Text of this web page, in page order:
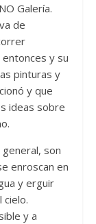
Galería.
de
y su
pinturas y
y que
ideas sobre
son
enroscan en
y erguir
cielo.
y a